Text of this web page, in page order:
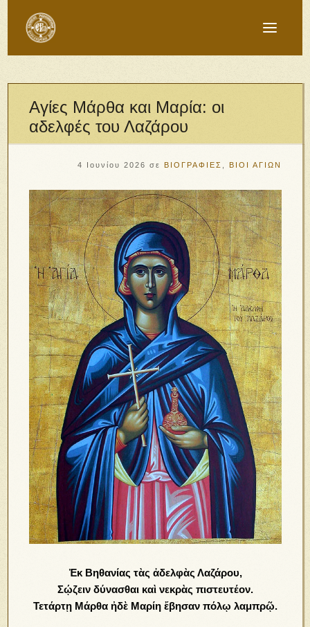
Αγίες Μάρθα και Μαρία: οι
αδελφές του Λαζάρου
4 Ιουνίου 2026 σε ΒΙΟΓΡΑΦΙΕΣ ΒΙΟΙ ΑΓΙΩΝ
Ἐκ Βηθανίας τὰς ἀδελφὰς Λαζάρου,
Σῴζειν δύνασθαι καὶ νεκρὰς πιστευτέον.
Τετάρτῃ Μάρθα ἠδὲ Μαρίη ἔβησαν πόλῳ λαμπρῷ.